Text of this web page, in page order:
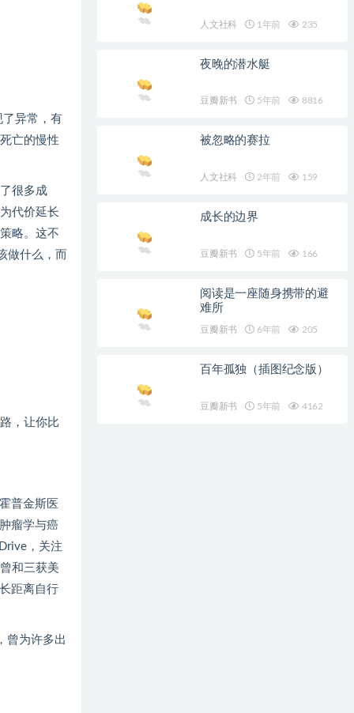
了异常，有
亡的慢性
很多成
代价延长
略。这不
做什么，而
，让你比
普金斯医
瘤学与癌
，关注
和三获美
距离自行
曾为许多出
人文社科 1年前 235
夜晚的潜水艇
豆瓣新书 5年前 8816
被忽略的赛拉
人文社科 2年前 159
成长的边界
豆瓣新书 5年前 166
阅读是一座随身携带的避
难所
豆瓣新书 6年前 205
百年孤独（插图纪念版）
豆瓣新书 5年前 4162